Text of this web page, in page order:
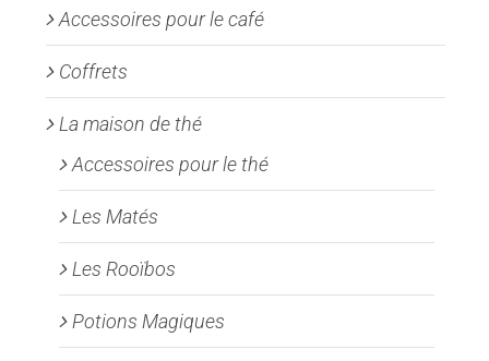
la
page
produit
Accessoires pour le café
Coffrets
La maison de thé
Accessoires pour le thé
Les Matés
Les Rooïbos
Potions Magiques